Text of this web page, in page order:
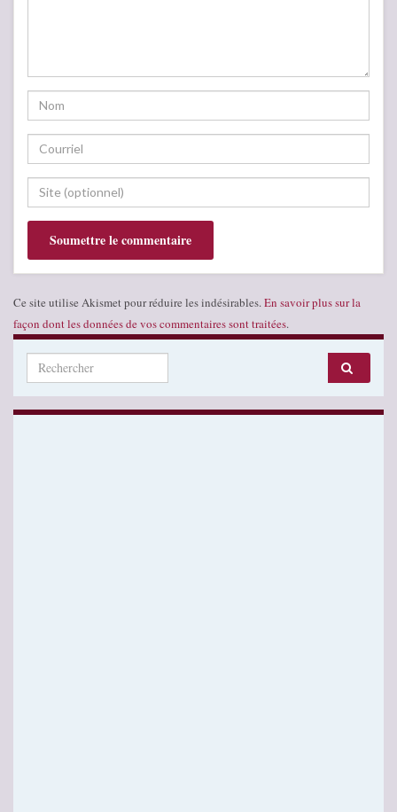
Ce site utilise Akismet pour réduire les indésirables. En savoir plus sur la
façon dont les données de vos commentaires sont traitées.
Search for: